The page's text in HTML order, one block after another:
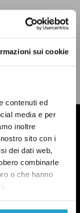
sui cookie
contenuti ed
media e per
inoltre
sito con i
dei dati web,
combinarle
o che hanno